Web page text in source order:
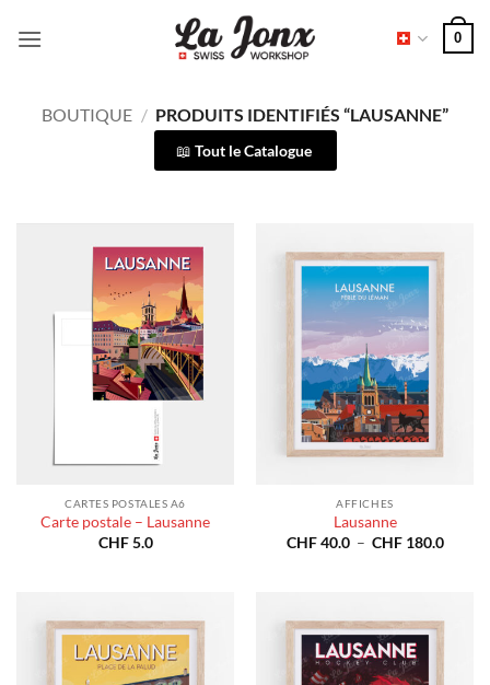
0
BOUTIQUE / PRODUITS IDENTIFIÉS “LAUSANNE”
Tout le Catalogue
CARTES POSTALES A6
Carte postale – Lausanne
CHF5.0
AFFICHES
Lausanne
CHF40.0 – CHF180.0Plage